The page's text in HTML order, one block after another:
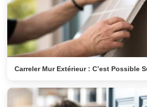
Carreler Mur Extérieur : C’est Possible